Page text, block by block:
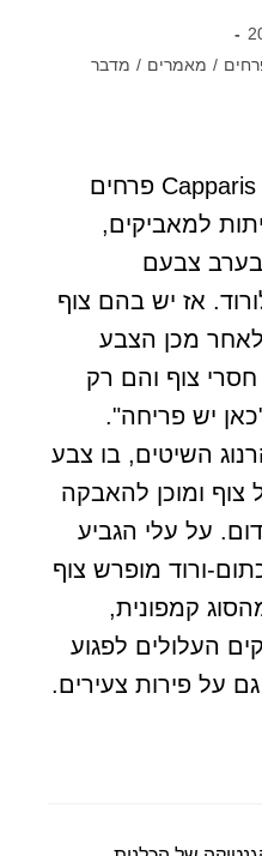
/ מאמרים / מדבר
לצלף הרותמי Capparis decidua פרחים
למאביקים,
צבעם
אז יש בהם צוף
מכן הצבע
צוף והם רק
יש פריחה".
השיטים, בו צבע
צוף ומוכן להאבקה
על עלי הגביע
ורוד מופרש צוף
קמפונית,
העלולים לפגוע
על פירות צעירים.